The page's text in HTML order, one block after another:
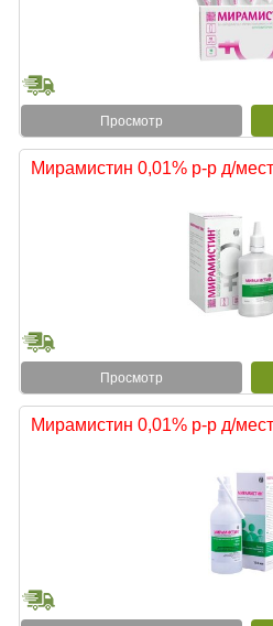
Просмотр
Мирамистин 0,01% р-р д/
Просмотр
Мирамистин 0,01% р-р д/